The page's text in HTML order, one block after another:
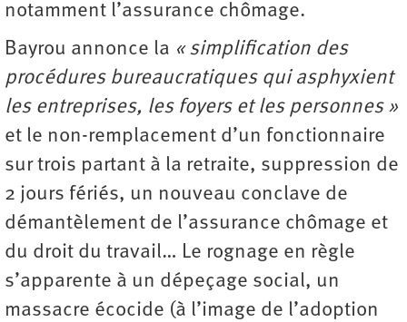
notamment l’assurance chômage.
Bayrou annonce la « simplification des
procédures bureaucratiques qui asphyxient
les entreprises, les foyers et les personnes »
et le non-remplacement d’un fonctionnaire
sur trois partant à la retraite, suppression de
2 jours fériés, un nouveau conclave de
démantèlement de l’assurance chômage et
du droit du travail… Le rognage en règle
s’apparente à un dépeçage social, un
massacre écocide (à l’image de l’adoption